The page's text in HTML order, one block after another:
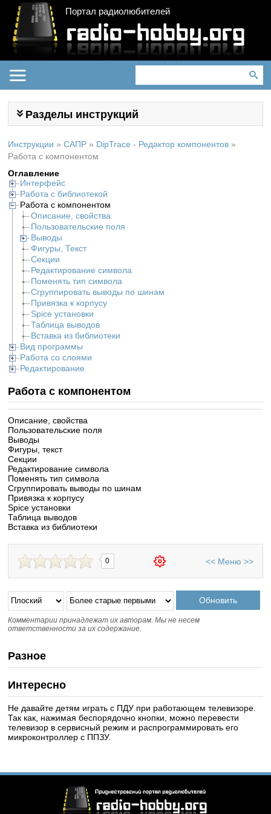
Портал радиолюбителей
Разделы инструкций
Инструкции » САПР » DipTrace - Редактор компонентов »
Работа с компонентом
Оглавление
Интерфейс
Работа с библиотекой
Работа с компонентом
Описание, свойства
Пользовательские поля
Выводы
Фигуры, Текст
Секции
Редактирование символа
Поменять тип символа
Сгруппировать выводы по шинам
Привязка к корпусу
Spice установки
Таблица выводов
Вставка из библиотеки
Вид программы
Работа со слоями
Редактирование
Работа с компонентом
Описание, свойства
Пользовательские поля
Выводы
Фигуры, текст
Секции
Редактирование символа
Поменять тип символа
Сгруппировать выводы по шинам
Привязка к корпусу
Spice установки
Таблица выводов
Вставка из библиотеки
0 << Меню >>
Комментарии принадлежат их авторам. Мы не несем
ответственности за их содержание.
Разное
Интересно
Не давайте детям играть с ПДУ при работающем телевизоре.
Так как, нажимая беспорядочно кнопки, можно перевести
телевизор в сервисный режим и распрограммировать его
микроконтроллер с ППЗУ.